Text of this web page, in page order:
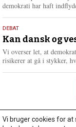
demokrati har haft
18.
maj
2026
DEBAT
Kan dansk og
Vi overser let, at
risikerer at gå i stykker,
Vi bruger cookies for at